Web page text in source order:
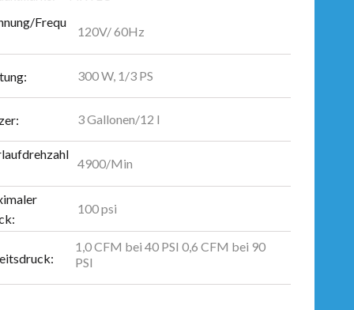
Frequ
120V/ 60Hz
300 W, 1/3 PS
3 Gallonen/12 l
4900/Min
100 psi
1,0 CFM bei 40 PSI 0,6 CFM bei 90
PSI